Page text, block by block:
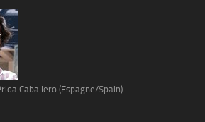
Caballero (Espagne/Spain)